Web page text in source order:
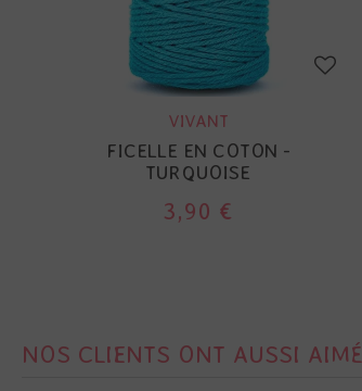
VIVANT
FICELLE EN COTON -
TURQUOISE
3,90 €
NOS CLIENTS ONT AUSSI AIMÉ